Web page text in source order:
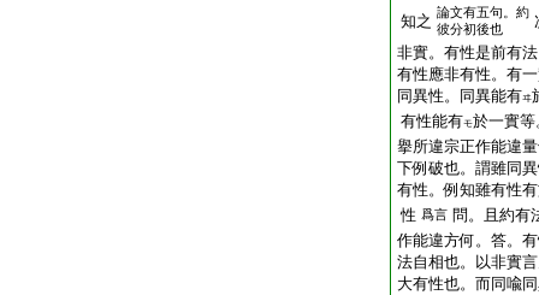
知之 論文有五句。約
彼分初後也
非實。有性是前有
有性應非有性。有
同異性。同異能有ヰ
有性能有モ於一實
擧所違宗正作能違
下例破也。謂雖同
有性。例知雖有性
性 爲言 問。且約有
作能違方何。答。
法自相也。以非實
大有性也。而同喩